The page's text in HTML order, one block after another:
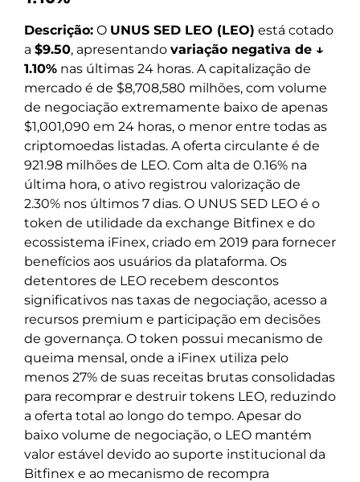
Descrição: O UNUS SED LEO (LEO) está cotado
a $9.50, apresentando variação negativa de ↓
1.10% nas últimas 24 horas. A capitalização de
mercado é de $8,708,580 milhões, com volume
de negociação extremamente baixo de apenas
$1,001,090 em 24 horas, o menor entre todas as
criptomoedas listadas. A oferta circulante é de
921.98 milhões de LEO. Com alta de 0.16% na
última hora, o ativo registrou valorização de
2.30% nos últimos 7 dias. O UNUS SED LEO é o
token de utilidade da exchange Bitfinex e do
ecossistema iFinex, criado em 2019 para fornecer
benefícios aos usuários da plataforma. Os
detentores de LEO recebem descontos
significativos nas taxas de negociação, acesso a
recursos premium e participação em decisões
de governança. O token possui mecanismo de
queima mensal, onde a iFinex utiliza pelo
menos 27% de suas receitas brutas consolidadas
para recomprar e destruir tokens LEO, reduzindo
a oferta total ao longo do tempo. Apesar do
baixo volume de negociação, o LEO mantém
valor estável devido ao suporte institucional da
Bitfinex e ao mecanismo de recompra